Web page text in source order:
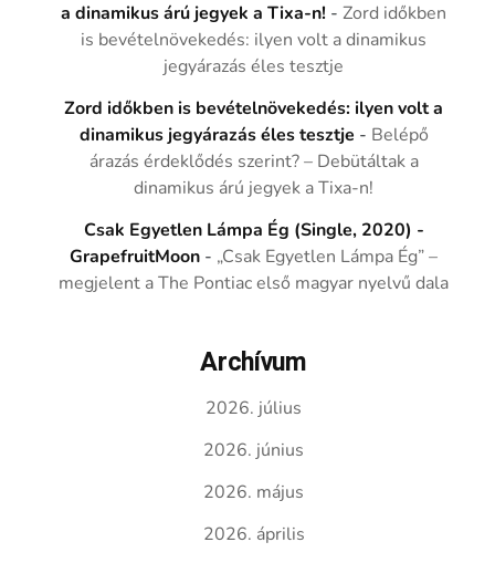
a dinamikus árú jegyek a Tixa-n! -Zord időkben
is bevételnövekedés: ilyen volt a dinamikus
jegyárazás éles tesztje
Zord időkben is bevételnövekedés: ilyen volt a
dinamikus jegyárazás éles tesztje - Belépő
árazás érdeklődés szerint? – Debütáltak a
dinamikus árú jegyek a Tixa-n!
Csak Egyetlen Lámpa Ég (Single, 2020) -
GrapefruitMoon - „Csak Egyetlen Lámpa Ég” –
megjelent a The Pontiac első magyar nyelvű dala
Archívum
2026. július
2026. június
2026. május
2026. április